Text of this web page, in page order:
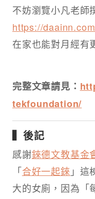
不妨瀏覽小凡老師
https://
在家也能對月經有
完整文章請見：
tekfoundation/
▍後記
感謝錸德文教基金
「合好一起錸 」這
大的女廁，因為「